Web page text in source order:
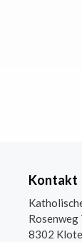
Kontakt
Rosenweg
8302